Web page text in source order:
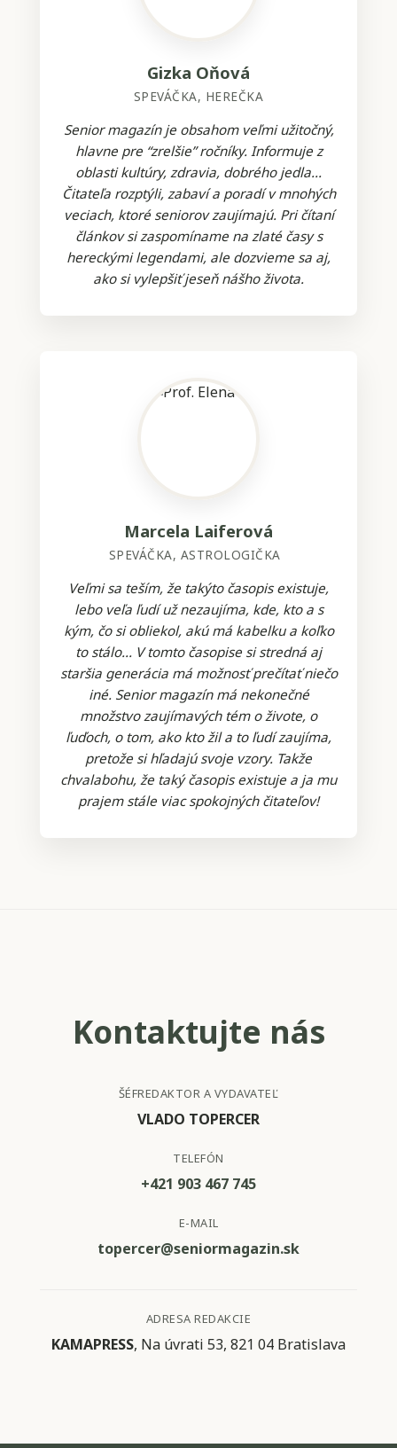
Gizka Oňová
SPEVÁČKA, HEREČKA
Senior magazín je obsahom veľmi užitočný,
hlavne pre “zrelšie” ročníky. Informuje z
oblasti kultúry, zdravia, dobrého jedla...
Čitateľa rozptýli, zabaví a poradí v mnohých
veciach, ktoré seniorov zaujímajú. Pri čítaní
článkov si zaspomíname na zlaté časy s
hereckými legendami, ale dozvieme sa aj,
ako si vylepšiť jeseň nášho života.
Marcela Laiferová
SPEVÁČKA, ASTROLOGIČKA
Veľmi sa teším, že takýto časopis existuje,
lebo veľa ľudí už nezaujíma, kde, kto a s
kým, čo si obliekol, akú má kabelku a koľko
to stálo... V tomto časopise si stredná aj
staršia generácia má možnosť prečítať niečo
iné. Senior magazín má nekonečné
množstvo zaujímavých tém o živote, o
ľuďoch, o tom, ako kto žil a to ľudí zaujíma,
pretože si hľadajú svoje vzory. Takže
chvalabohu, že taký časopis existuje a ja mu
prajem stále viac spokojných čitateľov!
Kontaktujte nás
ŠÉFREDAKTOR A VYDAVATEĽ
VLADO TOPERCER
TELEFÓN
+421 903 467 745
E-MAIL
topercer@seniormagazin.sk
ADRESA REDAKCIE
KAMAPRESS, Na úvrati 53, 821 04 Bratislava